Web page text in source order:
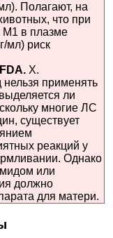
Полагают, на
что при
М1 в плазме
мл) риск
X.
применять
ли
многие ЛС
существует
реакций у
Однако
или
должно
для матери.